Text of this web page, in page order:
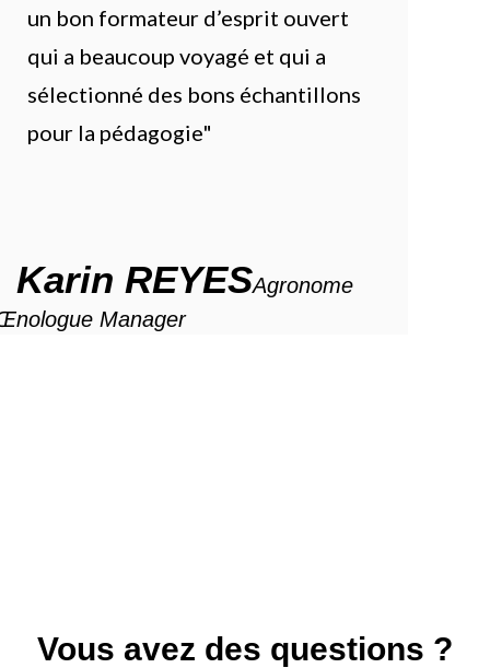
un bon formateur d’esprit ouvert
qui a beaucoup voyagé et qui a
sélectionné des bons échantillons
pour la pédagogie"
Karin REYESAgronome
Manager
Vous avez des questions ?